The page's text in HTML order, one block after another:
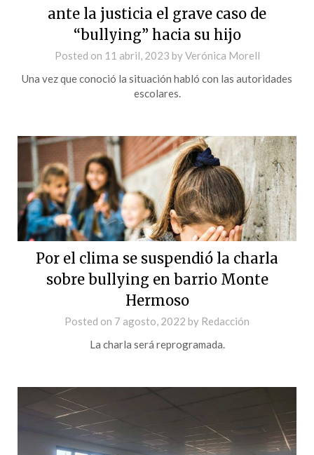
ante la justicia el grave caso de
“bullying” hacia su hijo
Posted on 11 abril, 2023 byVerónica Morell
Una vez que conoció la situación habló con las autoridades
escolares.
Por el clima se suspendió la charla
sobre bullying en barrio Monte
Hermoso
Posted on 7 agosto, 2022 by Redacción
La charla será reprogramada.